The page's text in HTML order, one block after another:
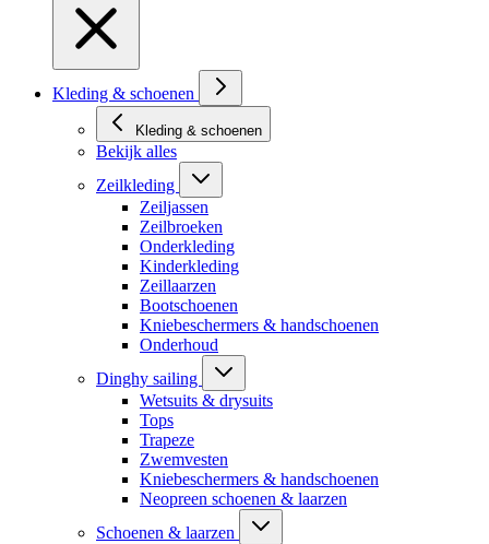
Kleding & schoenen
Kleding & schoenen
Bekijk alles
Zeilkleding
Zeiljassen
Zeilbroeken
Onderkleding
Kinderkleding
Zeillaarzen
Bootschoenen
Kniebeschermers & handschoenen
Onderhoud
Dinghy sailing
Wetsuits & drysuits
Tops
Trapeze
Zwemvesten
Kniebeschermers & handschoenen
Neopreen schoenen & laarzen
Schoenen & laarzen